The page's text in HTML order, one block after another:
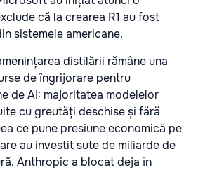
că la crearea R1 au fost
sistemele americane.
distilării rămâne una
de îngrijorare pentru
de AI: majoritatea modelelor
cu greutăți deschise și fără
ce pune presiune economică pe
au investit sute de miliarde de
Anthropic a blocat deja în